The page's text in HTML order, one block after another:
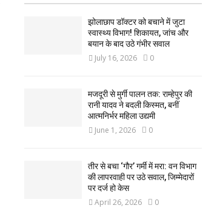
झोलाछाप डॉक्टर को बचाने में जुटा
स्वास्थ्य विभाग! शिकायत, जांच और
बयान के बाद उठे गंभीर सवाल
July 16, 2026 0
मजदूरी से मुर्गी पालन तक: राम्हेपुर की
रानी यादव ने बदली किस्मत, बनीं
आत्मनिर्भर महिला उद्यमी
June 1, 2026 0
तीर से बचा ‘गौर’ गर्मी में मरा: वन विभाग
की लापरवाही पर उठे सवाल, जिम्मेदारों
पर दर्ज हो केस
April 26, 2026 0